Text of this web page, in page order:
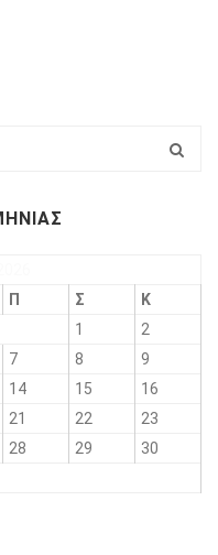
Π Σ
Κ
1
2
7 8
9
14 15
16
21 22
23
28 29
30